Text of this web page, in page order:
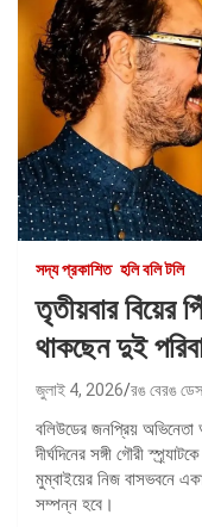
সদ্য প্রকাশিত হলি বলি টলি
তৃতীয়বার বিয়ের
থাকছেন দুই
জুলাই 4, 2026 রঙ বেরঙ
বলিউডের জনপ্রিয়
দীর্ঘদিনের সঙ্গী গৌরী
মুম্বাইয়ের নিজ বাসভবনে
সম্পন্ন হবে।